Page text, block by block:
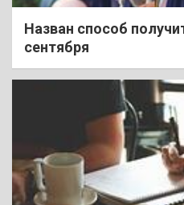
Назван способ
сентября